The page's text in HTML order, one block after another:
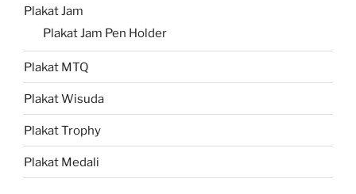
Plakat Jam
Plakat Jam Pen Holder
Plakat MTQ
Plakat Wisuda
Plakat Trophy
Plakat Medali